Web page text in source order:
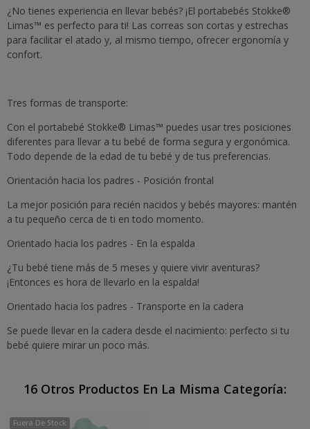
¿No tienes experiencia en llevar bebés? ¡El portabebés Stokke®
Limas™ es perfecto para ti! Las correas son cortas y estrechas
para facilitar el atado y, al mismo tiempo, ofrecer ergonomía y
confort.
Tres formas de transporte:
Con el portabebé Stokke® Limas™ puedes usar tres posiciones
diferentes para llevar a tu bebé de forma segura y ergonómica.
Todo depende de la edad de tu bebé y de tus preferencias.
Orientación hacia los padres - Posición frontal
La mejor posición para recién nacidos y bebés mayores: mantén
a tu pequeño cerca de ti en todo momento.
Orientado hacia los padres - En la espalda
¿Tu bebé tiene más de 5 meses y quiere vivir aventuras?
¡Entonces es hora de llevarlo en la espalda!
Orientado hacia los padres - Transporte en la cadera
Se puede llevar en la cadera desde el nacimiento: perfecto si tu
bebé quiere mirar un poco más.
16 Otros Productos En La Misma Categoría:
Fuera De Stock